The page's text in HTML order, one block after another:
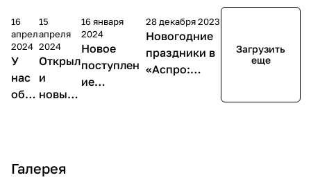
16
апреля
2024
У
нас
обн
!
15
апреля
2024
Открыл
и
новый
16 января
2024
Новое
поступлен
ие
28 декабря 2023
Новогодние
праздники в
«Аспро:
Загрузить
еще
Галерея